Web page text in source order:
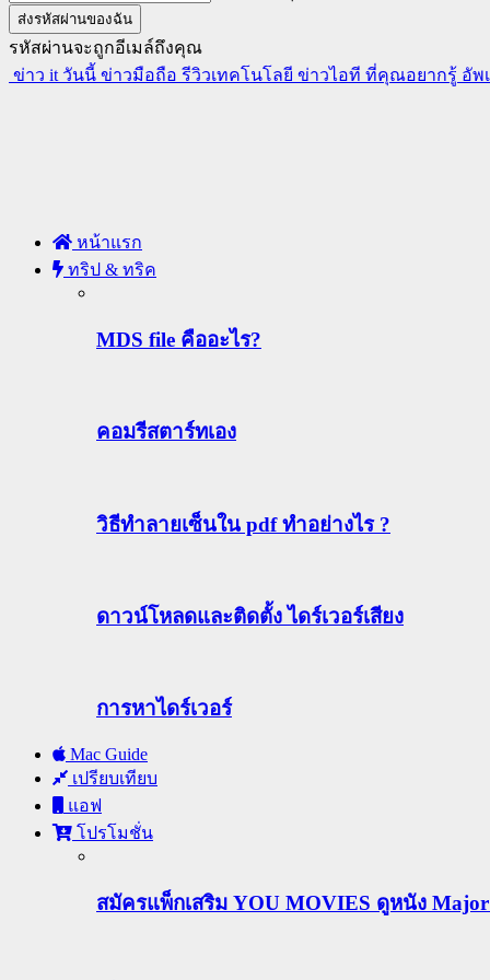
รหัสผ่านจะถูกอีเมล์ถึงคุณ
ข่าว it วันนี้ ข่าวมือถือ รีวิวเทคโนโลยี ข่าวไอที ที่คุณอยากรู้ อัพ
หน้าแรก
ทริป & ทริค
MDS file คืออะไร?
คอมรีสตาร์ทเอง
วิธีทําลายเซ็นใน pdf ทำอย่างไร ?
ดาวน์โหลดและติดตั้ง ไดร์เวอร์เสียง
การหาไดร์เวอร์
Mac Guide
เปรียบเทียบ
แอฟ
โปรโมชั่น
สมัครแพ็กเสริม YOU MOVIES ดูหนัง